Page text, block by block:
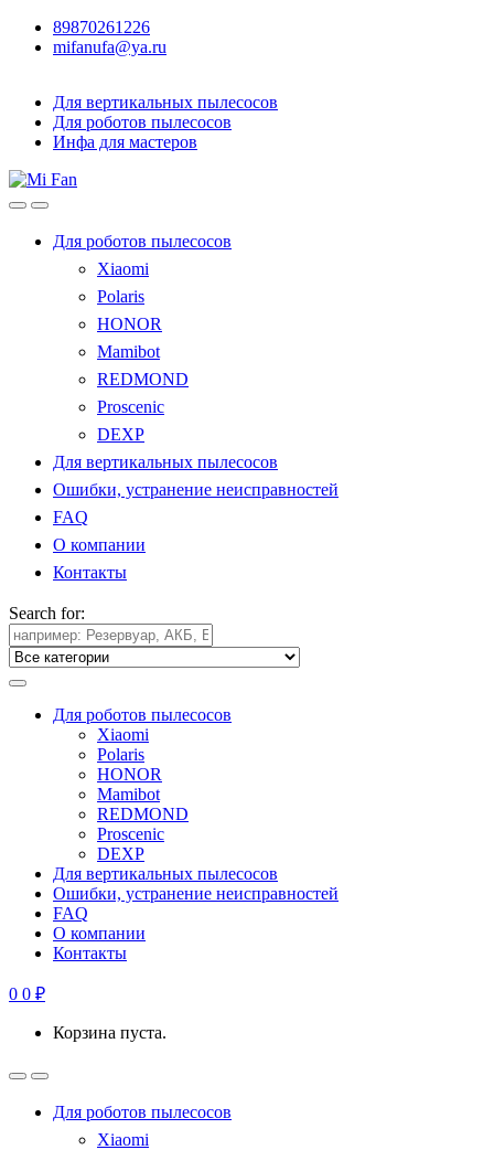
89870261226
mifanufa@ya.ru
Для вертикальных пылесосов
Для роботов пылесосов
Инфа для мастеров
Для роботов пылесосов
Xiaomi
Polaris
HONOR
Mamibot
REDMOND
Proscenic
DEXP
Для вертикальных пылесосов
Ошибки, устранение неисправностей
FAQ
О компании
Контакты
Search for:
Для роботов пылесосов
Xiaomi
Polaris
HONOR
Mamibot
REDMOND
Proscenic
DEXP
Для вертикальных пылесосов
Ошибки, устранение неисправностей
FAQ
О компании
Контакты
0 0 ₽
Корзина пуста.
Для роботов пылесосов
Xiaomi